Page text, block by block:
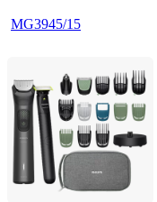
MG3945/15